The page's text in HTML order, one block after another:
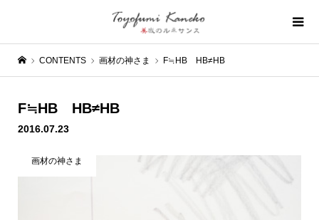
CONTENTS 画材の神さま F≒HB HB≠HB
F≒HB HB≠HB
2016.07.23
画材の神さま